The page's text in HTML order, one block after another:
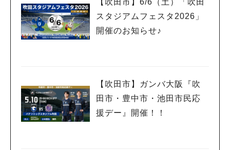
【吹田市】6/6（土）「吹田
スタジアムフェスタ2026」
開催のお知らせ♪
【吹田市】ガンバ大阪『吹
田市・豊中市・池田市民応
援デー』開催！！